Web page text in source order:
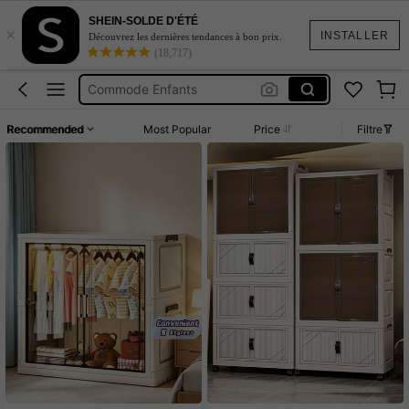
INSTALLER
×
SHEIN-SOLDE D'ÉTÉ
Découvrez les dernières tendances à bon prix.
(18,717)
Closet De Telas De Niño Macho
Armoire
Commode Enfants
Luggage Set
Closet De Telas De Niño Macho
Recommended Most Popular Price Filtre